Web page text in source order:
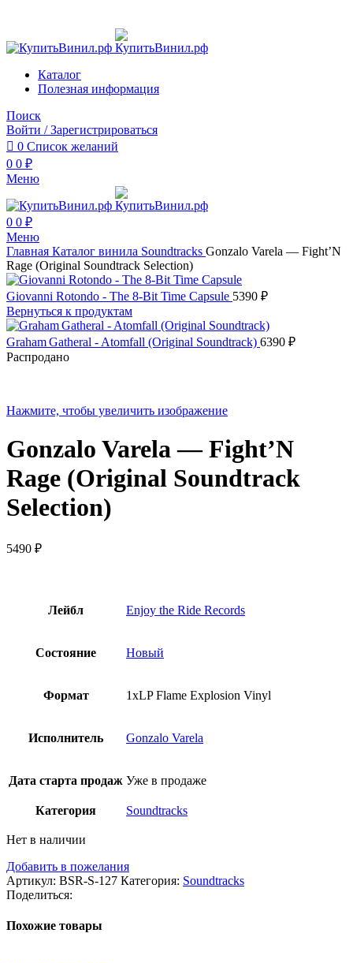
Каталог
Полезная информация
Поиск
Войти / Зарегистрироваться
0 Список желаний
0 0 ₽
Меню
0 0 ₽
Меню
Главная Каталог винила Soundtracks Gonzalo Varela — Fight’N
Rage (Original Soundtrack Selection)
Giovanni Rotondo - The 8-Bit Time Capsule 5390 ₽
Вернуться к продуктам
Graham Gatheral - Atomfall (Original Soundtrack) 6390 ₽
Распродано
Нажмите, чтобы увеличить изображение
Gonzalo Varela — Fight’N
Rage (Original Soundtrack
Selection)
5490 ₽
Лейбл Enjoy the Ride Records
Состояние Новый
Формат 1xLP Flame Explosion Vinyl
Исполнитель Gonzalo Varela
Дата старта продаж Уже в продаже
Категория Soundtracks
Нет в наличии
Добавить в пожелания
Артикул: BSR-S-127 Категория: Soundtracks
Поделиться:
Похожие товары